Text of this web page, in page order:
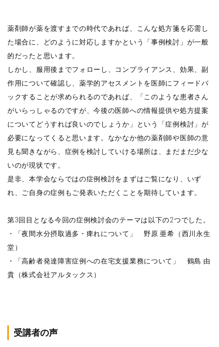
薬剤師が薬を渡すまでの時代であれば、こんな処方箋を応需し
た場合に、どのように対応しますかという「事例検討」が一般
的だったと思います。
しかし、服用後までフォローし、コンプライアンス、効果、副
作用について確認し、薬学的アセスメントを医師にフィードバ
ックすることが求められるのであれば、「このような患者さん
がいらっしゃるのですが、今後の医師への情報提供や処方提案
についてどうすれば良いのでしょうか」という「症例検討」が
必要になってくると思います。なかなか他の薬剤師や医師の意
見も聞きながら、症例を検討していける場所は、まだまだ少な
いのが現状です。
是非、本学会ならではの症例検討をまずはご覧になり、いず
れ、ご自身の症例もご発表いただくことを期待しています。
第3回目となる今回の症例検討会のテーマは以下の2つでした。
・「夜間水分摂取過多・痺れについて」 野原 亜希（西川永生
堂）
・「高齢者発達障害症例への在宅支援業務について」 鶴島 由
貴（株式会社アルタックス）
受講者の声